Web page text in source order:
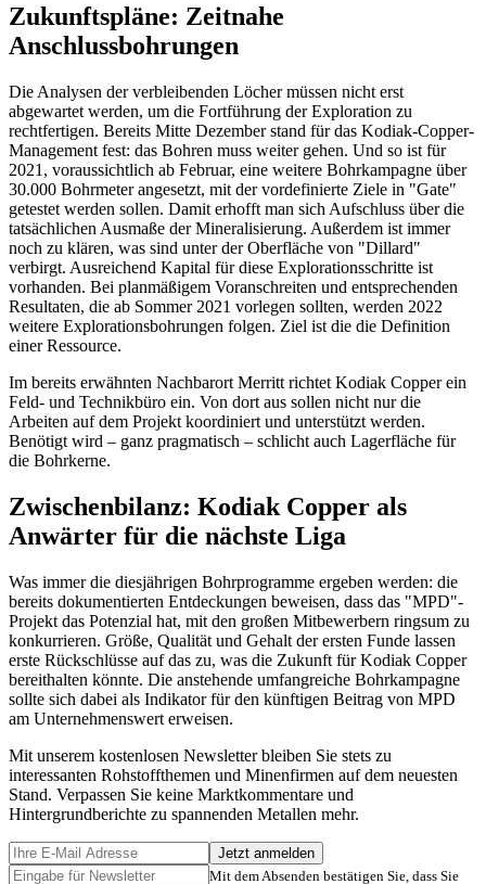
Zukunftspläne: Zeitnahe
Anschlussbohrungen
Die Analysen der verbleibenden Löcher müssen nicht erst
abgewartet werden, um die Fortführung der Exploration zu
rechtfertigen. Bereits Mitte Dezember stand für das Kodiak-Copper-
Management fest: das Bohren muss weiter gehen. Und so ist für
2021, voraussichtlich ab Februar, eine weitere Bohrkampagne über
30.000 Bohrmeter angesetzt, mit der vordefinierte Ziele in "Gate"
getestet werden sollen. Damit erhofft man sich Aufschluss über die
tatsächlichen Ausmaße der Mineralisierung. Außerdem ist immer
noch zu klären, was sind unter der Oberfläche von "Dillard"
verbirgt. Ausreichend Kapital für diese Explorationsschritte ist
vorhanden. Bei planmäßigem Voranschreiten und entsprechenden
Resultaten, die ab Sommer 2021 vorlegen sollten, werden 2022
weitere Explorationsbohrungen folgen. Ziel ist die die Definition
einer Ressource.
Im bereits erwähnten Nachbarort Merritt richtet Kodiak Copper ein
Feld- und Technikbüro ein. Von dort aus sollen nicht nur die
Arbeiten auf dem Projekt koordiniert und unterstützt werden.
Benötigt wird – ganz pragmatisch – schlicht auch Lagerfläche für
die Bohrkerne.
Zwischenbilanz: Kodiak Copper als
Anwärter für die nächste Liga
Was immer die diesjährigen Bohrprogramme ergeben werden: die
bereits dokumentierten Entdeckungen beweisen, dass das "MPD"-
Projekt das Potenzial hat, mit den großen Mitbewerbern ringsum zu
konkurrieren. Größe, Qualität und Gehalt der ersten Funde lassen
erste Rückschlüsse auf das zu, was die Zukunft für Kodiak Copper
bereithalten könnte. Die anstehende umfangreiche Bohrkampagne
sollte sich dabei als Indikator für den künftigen Beitrag von MPD
am Unternehmenswert erweisen.
Mit unserem kostenlosen Newsletter bleiben Sie stets zu
interessanten Rohstoffthemen und Minenfirmen auf dem neuesten
Stand. Verpassen Sie keine Marktkommentare und
Hintergrundberichte zu spannenden Metallen mehr.
Jetzt anmelden
Mit dem Absenden bestätigen Sie, dass Sie